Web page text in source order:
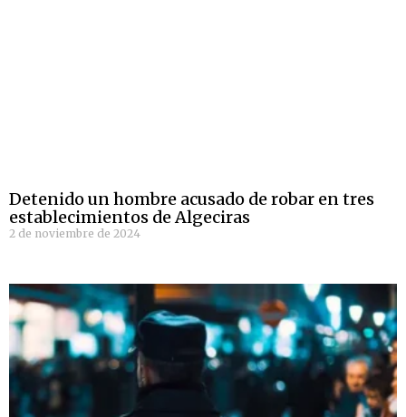
Detenido un hombre acusado de robar en tres
establecimientos de Algeciras
2 de noviembre de 2024